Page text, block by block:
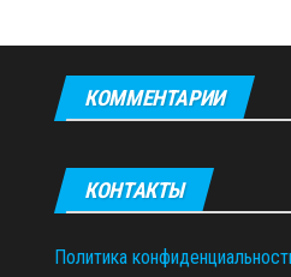
КОММЕНТАРИИ
КОНТАКТЫ
Политика